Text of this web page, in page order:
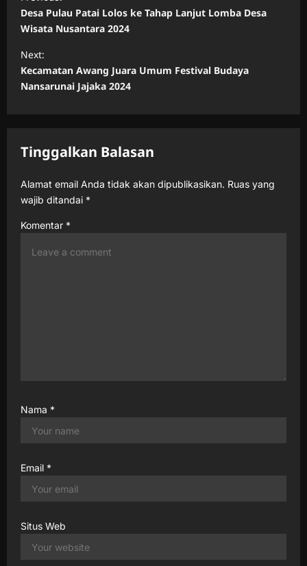
o
s
t
n
a
g
a
t
i
Desa Pulau Patai Lolos ke Tahap Lanjut Lomba Desa
Wisata Nusantara 2024
Next:
Kecamatan Awang Juara Umum Festival Budaya
Nansarunai Jajaka 2024
Tinggalkan Balasan
Alamat email Anda tidak akan dipublikasikan. Ruas yang
wajib ditandai *
Komentar *
Nama *
Email *
Situs Web